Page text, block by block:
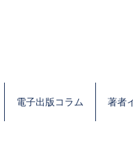
電子出版コラム 著者